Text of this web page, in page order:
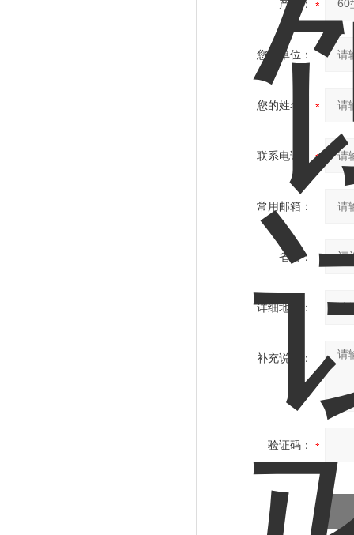
产品：
您的单位：
您的姓名：
联系电话：
常用邮箱：
省份：
详细地址：
补充说明：
验证码：